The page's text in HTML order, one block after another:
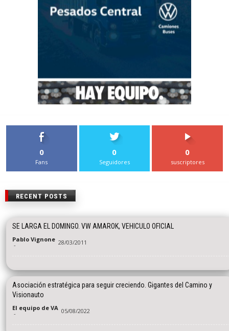
0
Fans
0
Seguidores
0
suscriptores
RECENT POSTS
SE LARGA EL DOMINGO. VW AMAROK, VEHICULO OFICIAL
Pablo Vignone
- 28/03/2011
Asociación estratégica para seguir creciendo. Gigantes del Camino y
Visionauto
El equipo de VA
- 05/08/2022